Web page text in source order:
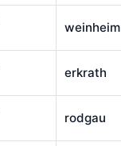
weinheim
erkrath
rodgau